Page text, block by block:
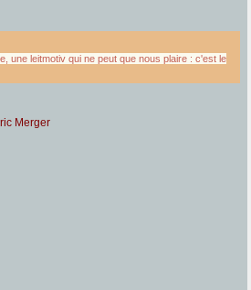
une leitmotiv qui ne peut que nous plaire : c'est le
Merger